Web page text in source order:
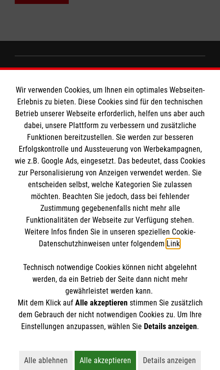
Impressum
Datenschutz
Kontakt
Die Malteser
Malteser in Deutschland
Malteserorden
Sharepoint
Spendenkonto
Empfänger: Malteser Hilfsdienst e.V.
Bank: Pax-Bank für Kirche und Caritas eG
IBAN: DE85370601931201206240
BIC: GENODED1PA7
So finden Sie uns
Am Mühlenberg 5
58509 Lüdenscheid
Telefon:02392 972020
info.mk@malteser.org
Accordion 1
Der Malteser Hilfsdienst e.V. ist als eingetragene
Gewerbesteuer befreit.
Wir verwenden Cookies, um Ihnen ein optimales Webseiten-
Erlebnis zu bieten. Diese Cookies sind für den technischen
Betrieb unserer Webseite erforderlich, helfen uns aber auch
dabei, unsere Plattform zu verbessern und zusätzliche
Funktionen bereitzustellen. Sie werden zur besseren
Erfolgskontrolle und Aussteuerung von Werbekampagnen,
wie z.B. Google Ads, eingesetzt. Das bedeutet, dass Cookies
zur Personalisierung von Anzeigen verwendet werden. Sie
entscheiden selbst, welche Kategorien Sie zulassen
möchten. Beachten Sie jedoch, dass bei fehlender
Zustimmung gegebenenfalls nicht mehr alle
Funktionalitäten der Webseite zur Verfügung stehen.
Weitere Infos finden Sie in unseren speziellen Cookie-
Datenschutzhinweisen unter folgendem Link.
Technisch notwendige Cookies können nicht abgelehnt
werden, da ein Betrieb der Seite dann nicht mehr
gewährleistet werden kann.
Mit dem Klick auf Alle akzeptierenstimmen Sie zusätzlich
dem Gebrauch der nicht notwendigen Cookies zu. Um Ihre
Einstellungen anzupassen, wählen Sie Details anzeigen.
Alle ablehnen
Alle akzeptieren
Details anzeigen